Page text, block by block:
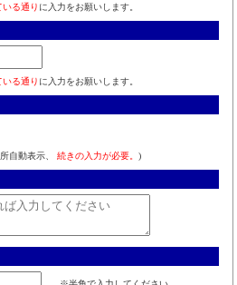
る通り に入力をお願いします。
る通り に入力をお願いします。
自動表示、 続きの入力が必要。 )